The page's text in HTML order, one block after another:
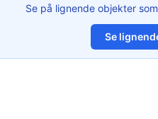
Se på lignende objekter
Se